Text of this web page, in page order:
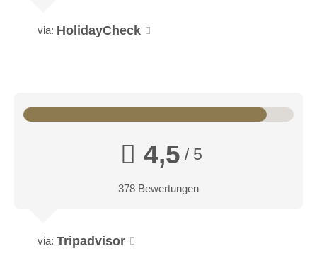
via: HolidayCheck
4,5 / 5
378 Bewertungen
via: Tripadvisor